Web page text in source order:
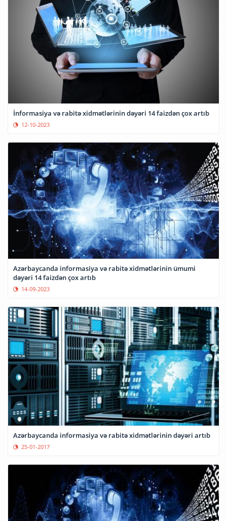
İnformasiya və rabitə xidmətlərinin dəyəri 14 faizdən çox artıb
12-10-2023
Azərbaycanda informasiya və rabitə xidmətlərinin ümumi
dəyəri 14 faizdən çox artıb
14-09-2023
Azərbaycanda informasiya və rabitə xidmətlərinin dəyəri artıb
25-01-2017